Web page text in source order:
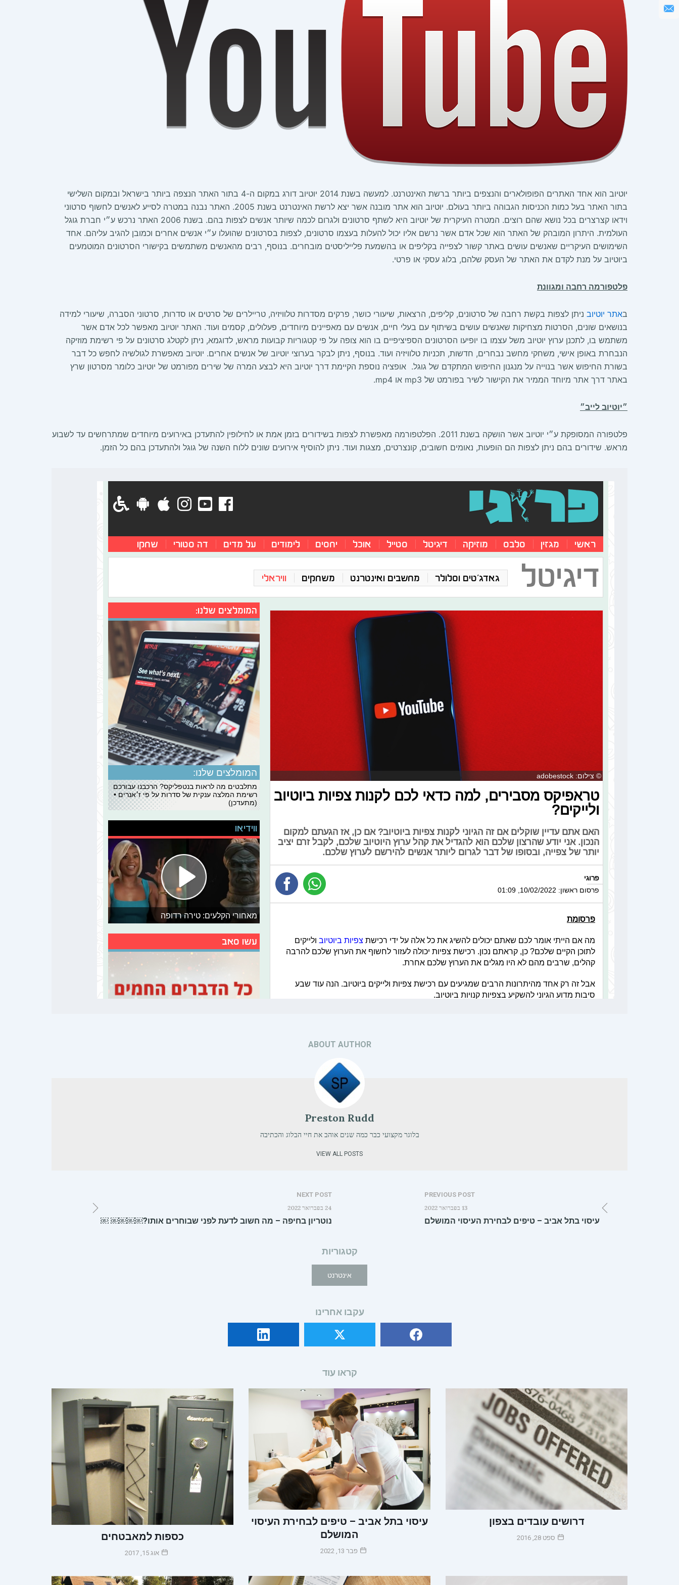
יוטיוב הוא אחד האתרים הפופולארים והנצפים ביותר ברשת האינטרנט. למעשה בשנת 2014 יוטיוב דורג במקום ה-4 בתור האתר הנצפה ביותר בישראל ובמקום השלישי
בתור האתר בעל כמות הכניסות הגבוהה ביותר בעולם. יוטיוב הוא אתר מובנה אשר יצא לרשת האינטרנט בשנת 2005. האתר נבנה במטרה לסייע לאנשים לחשוף סרטוני
וידאו קצרצרים בכל נושא שהם רוצים. המטרה העיקרית של יוטיוב היא לשתף סרטונים ולגרום לכמה שיותר אנשים לצפות בהם. בשנת 2006 האתר נרכש ע״י חברת גוגל
העולמית. היתרון המובהק של האתר הוא שכל אדם אשר נרשם אליו יכול להעלות בעצמו סרטונים, לצפות בסרטונים שהועלו ע״י אנשים אחרים וכמובן להגיב עליהם. אחד
השימושים העיקריים שאנשים עושים באתר קשור לצפייה בקליפים או בהשמעת פלייליסטים מובחרים. בנוסף, רבים מהאנשים משתמשים בקישורי הסרטונים המוטמעים
ביוטיוב על מנת לקדם את האתר של העסק שלהם, בלוג עסקי או פרטי.
פלטפורמה רחבה ומגוונת
באתר יוטיוב ניתן לצפות בקשת רחבה של סרטונים, קליפים, הרצאות, שיעורי כושר, פרקים מסדרות טלוויזיה, טריילרים של סרטים או סדרות, סרטוני הסברה, שיעורי למידה
בנושאים שונים, הסרטות מצחיקות שאנשים עושים בשיתוף עם בעלי חיים, אנשים עם מאפיינים מיוחדים, פעלולים, קסמים ועוד. האתר יוטיוב מאפשר לכל אדם אשר
משתמש בו, לתכנן ערוץ יוטיוב משל עצמו בו יופיעו הסרטונים הספיציפיים בו הוא צופה על פי קטגוריות קבועות מראש, לדוגמא, ניתן לקטלג סרטונים על פי רשימת מוזיקה
הנבחרת באופן אישי, משחקי מחשב נבחרים, חדשות, תכניות טלוויזיה ועוד. בנוסף, ניתן לבקר בערוצי יוטיוב של אנשים אחרים. יוטיוב מאפשרת לגולשיה לחפש כל דבר
בשורת החיפוש אשר בנוייה על מנגנון החיפוש המתקדם של גוגל. אופציה נוספת הקיימת דרך יוטיוב היא לבצע המרה של שירים מפורמט של יוטיוב כלומר מסרטון שרץ
באתר דרך אתר מיוחד הממיר את הקישור לשיר בפורמט של mp3 או mp4.
״יוטיוב לייב״
פלטפורה המסופקת ע״י יוטיוב אשר הושקה בשנת 2011. הפלטפורמה מאפשרת לצפות בשידורים בזמן אמת או לחילופין להתעדכן באירועים מיוחדים שמתרחשים עד לשבוע
מראש. שידורים בהם ניתן לצפות הם הופעות, נאומים חשובים, קונצרטים, מצגות ועוד. ניתן להוסיף אירועים שונים ללוח השנה של גוגל ולהתעדכן בהם כל הזמן.
ABOUT AUTHOR
Preston Rudd
בלוגר מקצועי כבר כמה שנים אוהב את חיי הבלוג והכתיבה
VIEW ALL POSTS
PREVIOUS POST
13 בפברואר 2022
עיסוי בתל אביב – טיפים לבחירת העיסוי המושלם
NEXT POST
24 בפברואר 2022
נוטריון בחיפה – מה חשוב לדעת לפני שבוחרים אותו?￼￼￼￼ ￼
קטגוריות
אינטרנט
עקבו אחרינו
קראו עוד
דרושים עובדים בצפון
ספט 28, 2016
עיסוי בתל אביב – טיפים לבחירת העיסוי
המושלם
פבר 13, 2022
כספות למאבטחים
אוג 15, 2017